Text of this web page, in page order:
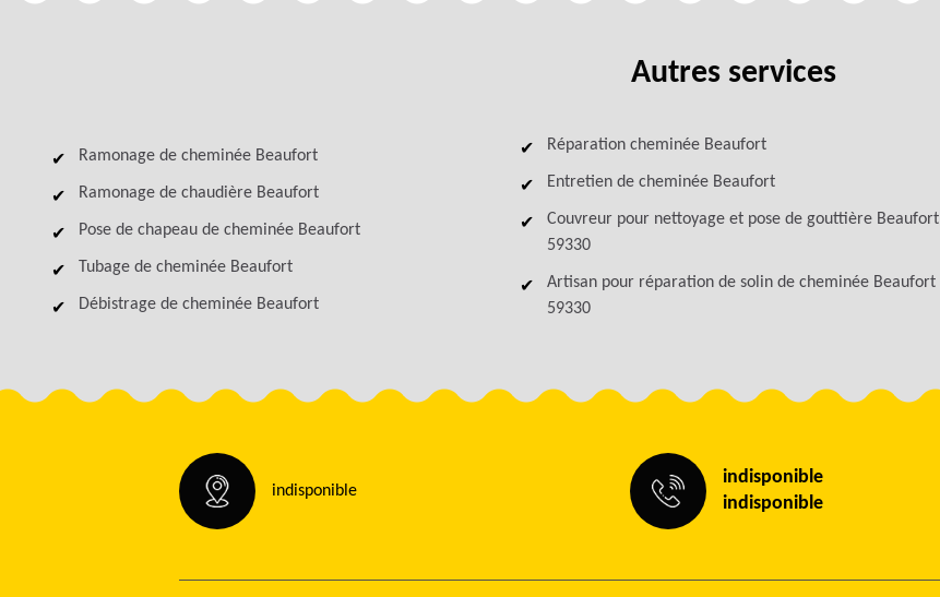
Autres services
Ramonage de cheminée Beaufort
Ramonage de chaudière Beaufort
Pose de chapeau de cheminée Beaufort
Tubage de cheminée Beaufort
Débistrage de cheminée Beaufort
Réparation cheminée Beaufort
Entretien de cheminée Beaufort
Couvreur pour nettoyage et pose de gouttière Beaufort
59330
Artisan pour réparation de solin de cheminée Beaufort
59330
indisponible
indisponible
indisponible